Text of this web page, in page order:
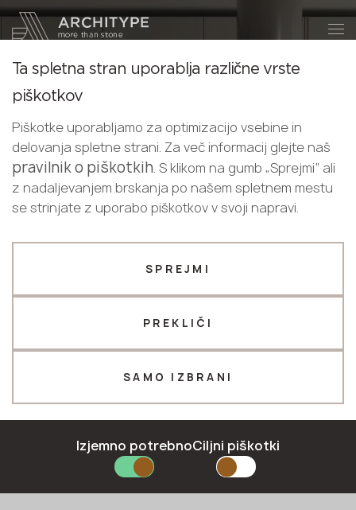
English
Slovenian
+48 22 602 20 22
Postanite partner
Puricelli
HPL je tehnološko napreden material za zunanjo in
notranjo uporabo.
KATALOG
Naša blagovna znamkaBarvna paletaCertifikati
Postanite
partner
Pošljite nam svoje podatke ali nas
pokličite
+48 22 602 20 22
Vaš poslovni profil
Hvala!
naši strokovnjaki vas bodo v kratkem
kontaktirali
Ta spletna stran uporablja različne vrste
piškotkov
Piškotke uporabljamo za optimizacijo vsebine in
delovanja spletne strani. Za več informacij glejte naš
pravilnik o piškotkih. S klikom na gumb „Sprejmi“ ali
z nadaljevanjem brskanja po našem spletnem mestu
se strinjate z uporabo piškotkov v svoji napravi.
SAMO IZBRANI
PREKLIČI
SPREJMI
Izjemno potrebnoCiljni piškotki